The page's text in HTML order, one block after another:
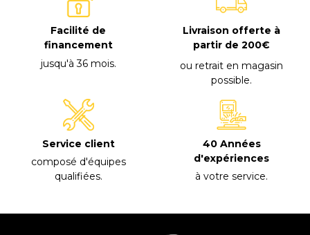
Facilité de
financement
jusqu'à 36 mois.
Livraison offerte à
partir de 200€
ou retrait en magasin
possible.
Service client
composé d'équipes
qualifiées.
40 Années
d'expériences
à votre service.